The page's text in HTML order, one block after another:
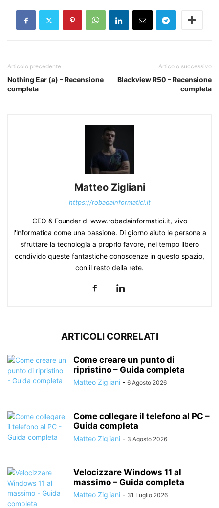
Articolo precedente
Nothing Ear (a) – Recensione
completa
Articolo successivo
Blackview R50 – Recensione
completa
Matteo Zigliani
https://robadainformatici.it
CEO & Founder di www.robadainformatici.it, vivo
l'informatica come una passione. Di giorno aiuto le persone a
sfruttare la tecnologia a proprio favore, nel tempo libero
condivido queste fantastiche conoscenze in questo spazio,
con il resto della rete.
ARTICOLI CORRELATI
Come creare un punto di
ripristino – Guida completa
Matteo Zigliani - 6 Agosto 2026
Come collegare il telefono al PC –
Guida completa
Matteo Zigliani - 3 Agosto 2026
Velocizzare Windows 11 al
massimo – Guida completa
Matteo Zigliani - 31 Luglio 2026